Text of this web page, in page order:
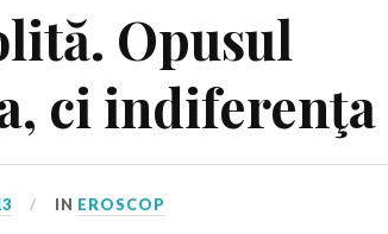
Opusul
ci indiferenţa
IN EROSCOP